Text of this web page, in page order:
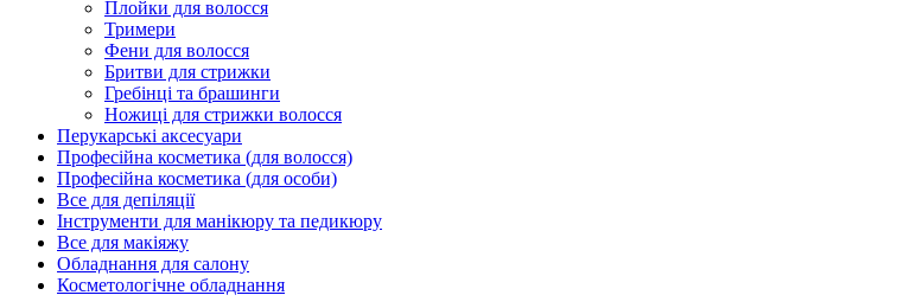
Плойки для волосся
Тримери
Фени для волосся
Бритви для стрижки
Гребінці та брашинги
Ножиці для стрижки волосся
Перукарські аксесуари
Професійна косметика (для волосся)
Професійна косметика (для особи)
Все для депіляції
Інструменти для манікюру та педикюру
Все для макіяжу
Обладнання для салону
Косметологічне обладнання